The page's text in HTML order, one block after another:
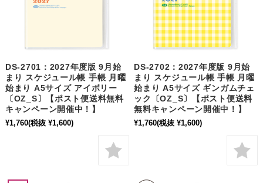
DS-2701：2027年度版 9月始
まり スケジュール帳 手帳 月曜
始まり A5サイズ アイボリー
〔OZ_S〕【ポスト便送料無料
キャンペーン開催中！】
¥1,760(税抜 ¥1,600)
DS-2702：2027年度版 9月始
まり スケジュール帳 手帳 月曜
始まり A5サイズ ギンガムチェ
ック〔OZ_S〕【ポスト便送料
無料キャンペーン開催中！】
¥1,760(税抜 ¥1,600)